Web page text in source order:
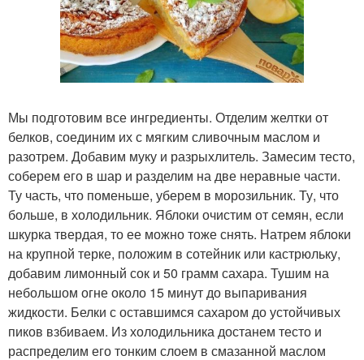
Мы подготовим все ингредиенты. Отделим желтки от
белков, соединим их с мягким сливочным маслом и
разотрем. Добавим муку и разрыхлитель. Замесим тесто,
соберем его в шар и разделим на две неравные части.
Ту часть, что поменьше, уберем в морозильник. Ту, что
больше, в холодильник. Яблоки очистим от семян, если
шкурка твердая, то ее можно тоже снять. Натрем яблоки
на крупной терке, положим в сотейник или кастрюльку,
добавим лимонный сок и 50 грамм сахара. Тушим на
небольшом огне около 15 минут до выпаривания
жидкости. Белки с оставшимся сахаром до устойчивых
пиков взбиваем. Из холодильника достанем тесто и
распределим его тонким слоем в смазанной маслом